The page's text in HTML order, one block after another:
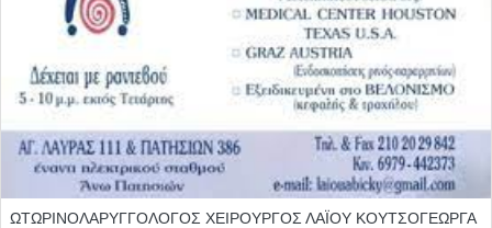
ΩΤΩΡΙΝΟΛΑΡΥΓΓΟΛΟΓΟΣ ΧΕΙΡΟΥΡΓΟΣ ΛΑΪΟΥ ΚΟΥΤΣΟΓΕΩΡΓΑ